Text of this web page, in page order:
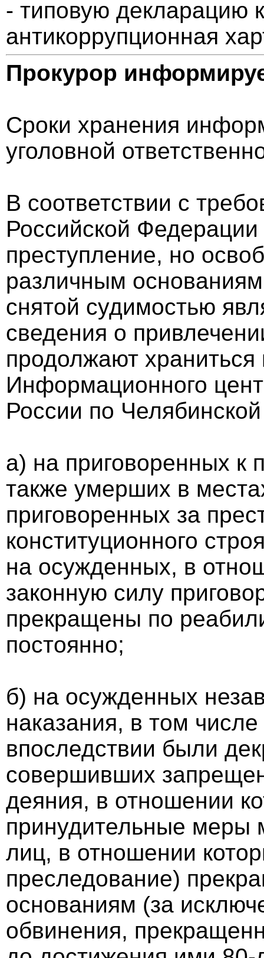
- типовую декларацию
антикоррупционная
Прокурор
Сроки хранения
уголовной
В соответствии с
Российской
преступление, но
различным
снятой судимостью
сведения о
продолжают
Информационного
России по
а) на приговоренных к
также умерших в
приговоренных за
конституционного
на осужденных, в
законную силу
прекращены по
постоянно;
б) на осужденных
наказания, в том
впоследствии были
совершивших
деяния, в отношении
принудительные меры
лиц, в отношении
преследование)
основаниям (за
обвинения,